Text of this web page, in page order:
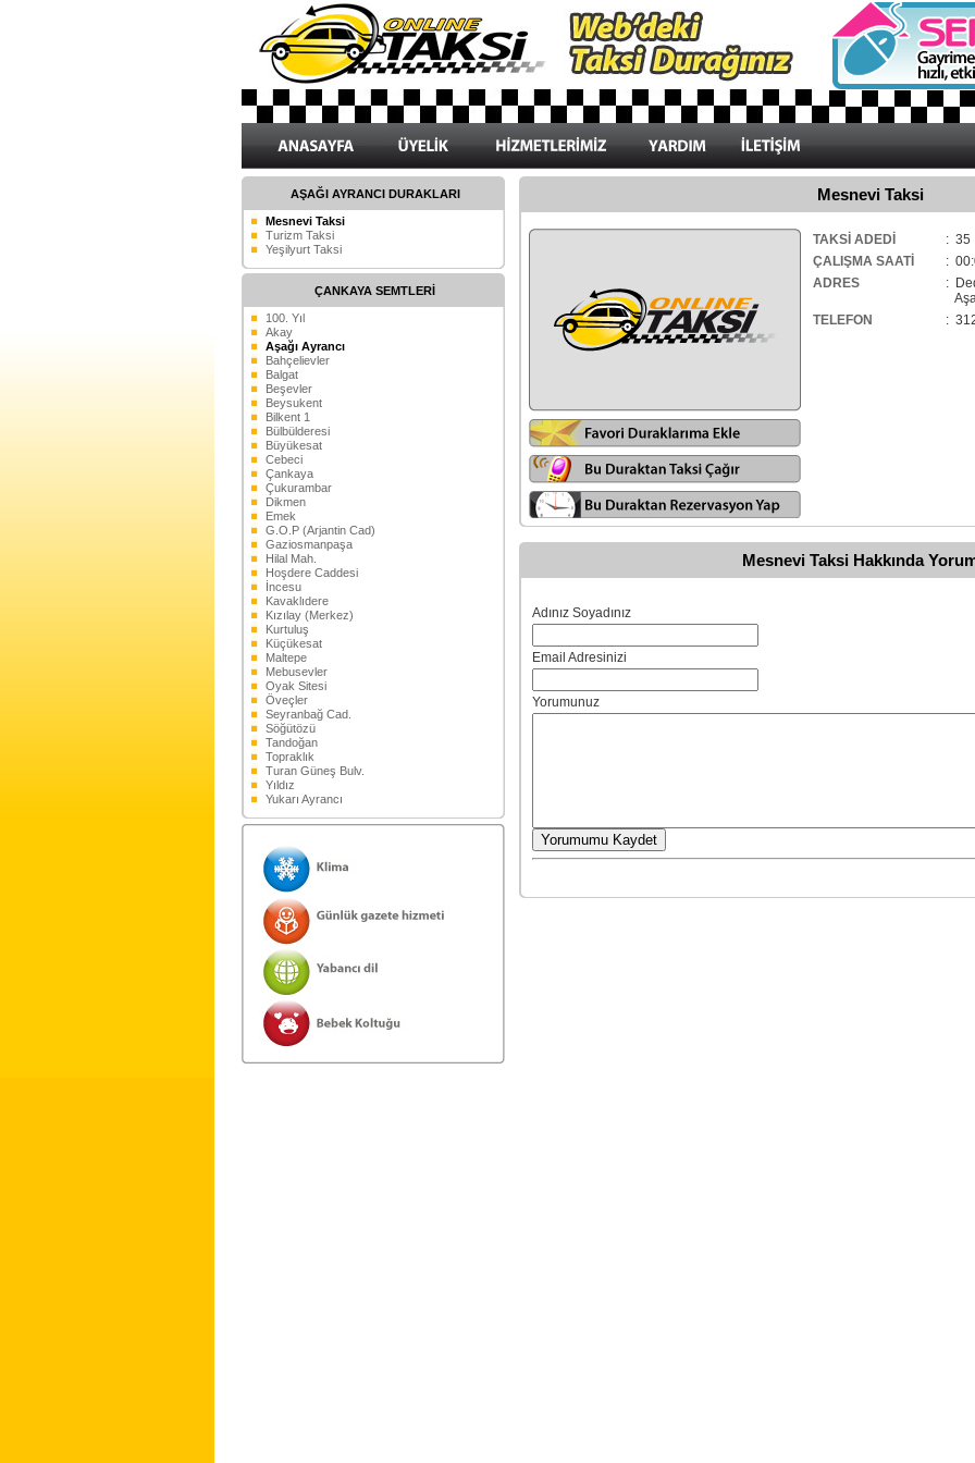
AŞAĞI AYRANCI DURAKLARI
Mesnevi Taksi
Turizm Taksi
Yeşilyurt Taksi
ÇANKAYA SEMTLERİ
100. Yıl
Akay
Aşağı Ayrancı
Bahçelievler
Balgat
Beşevler
Beysukent
Bilkent 1
Bülbülderesi
Büyükesat
Cebeci
Çankaya
Çukurambar
Dikmen
Emek
G.O.P (Arjantin Cad)
Gaziosmanpaşa
Hilal Mah.
Hoşdere Caddesi
İncesu
Kavaklıdere
Kızılay (Merkez)
Kurtuluş
Küçükesat
Maltepe
Mebusevler
Oyak Sitesi
Öveçler
Seyranbağ Cad.
Söğütözü
Tandoğan
Topraklık
Turan Güneş Bulv.
Yıldız
Yukarı Ayrancı
Mesnevi Taksi
TAKSİ ADEDİ
: 35
ÇALIŞMA SAATİ
:
ADRES
:
TELEFON
:
Mesnevi Taksi Hakkında
Adınız Soyadınız
Email Adresinizi
Yorumunuz